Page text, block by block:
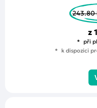
243.80
z
při
k dispozici